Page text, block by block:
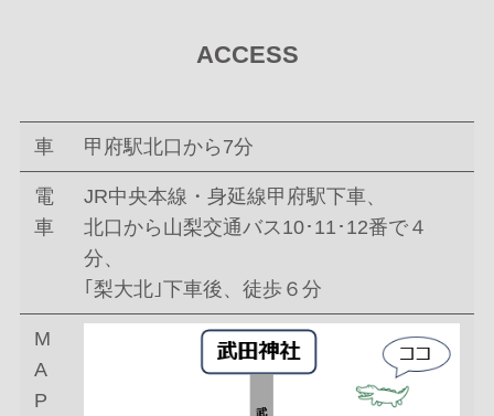
ACCESS
車 甲府駅北口から7分
電
車
JR中央本線・身延線甲府駅下車、
北口から山梨交通バス10･11･12番で４
分、
｢梨大北｣下車後、徒歩６分
M
A
P